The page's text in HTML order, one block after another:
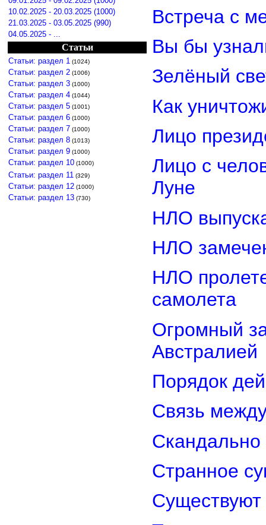
10.02.2025 - 20.03.2025 (1000)
21.03.2025 - 03.05.2025 (990)
04.05.2025 - ...
Статьи
Статьи: раздел 1 (1024)
Статьи: раздел 2 (1006)
Статьи: раздел 3 (1000)
Статьи: раздел 4 (1044)
Статьи: раздел 5 (1001)
Статьи: раздел 6 (1000)
Статьи: раздел 7 (1000)
Статьи: раздел 8 (1013)
Статьи: раздел 9 (1000)
Статьи: раздел 10 (1000)
Статьи: раздел 11 (329)
Статьи: раздел 12 (1000)
Статьи: раздел 13 (730)
Встреча с
Вы бы
Зелёный
Как
Лицо
Лицо с
Луне
НЛО
НЛО
НЛО
самолета
Огромный
Австралией
Порядок
Связь
Странное